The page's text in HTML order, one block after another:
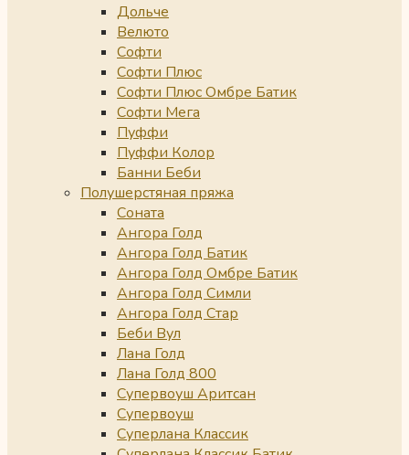
Дольче
Велюто
Софти
Софти Плюс
Софти Плюс Омбре Батик
Софти Мега
Пуффи
Пуффи Колор
Банни Беби
Полушерстяная пряжа
Соната
Ангора Голд
Ангора Голд Батик
Ангора Голд Омбре Батик
Ангора Голд Симли
Ангора Голд Стар
Беби Вул
Лана Голд
Лана Голд 800
Супервоуш Аритсан
Супервоуш
Суперлана Классик